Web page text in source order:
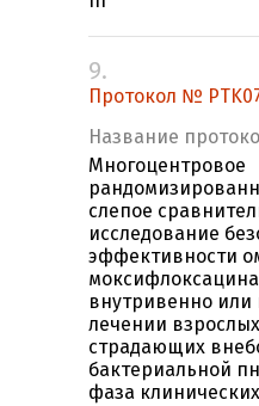
9.
Протокол №
Название
Многоцентровое
слепое
исследование
эффективности
внутривенно
лечении
страдающих
бактериальной
фаза